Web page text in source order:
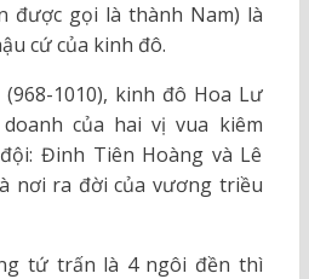
được gọi là thành Nam) là
cứ của kinh đô.
1010), kinh đô Hoa Lư
của hai vị vua kiêm
Đinh Tiên Hoàng và Lê
nơi ra đời của vương triều
tứ trấn là 4 ngôi đền thì